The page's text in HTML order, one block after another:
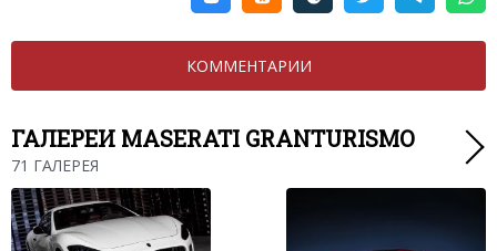
КОММЕНТАРИИ
ГАЛЕРЕИ MASERATI GRANTURISMO
71 ГАЛЕРЕЯ